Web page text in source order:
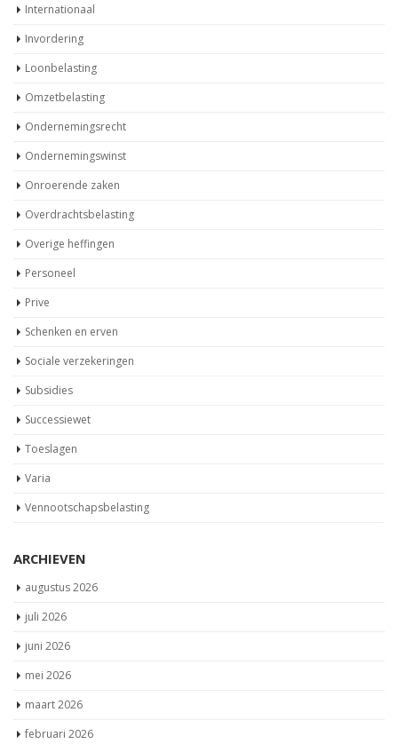
Internationaal
Invordering
Loonbelasting
Omzetbelasting
Ondernemingsrecht
Ondernemingswinst
Onroerende zaken
Overdrachtsbelasting
Overige heffingen
Personeel
Prive
Schenken en erven
Sociale verzekeringen
Subsidies
Successiewet
Toeslagen
Varia
Vennootschapsbelasting
ARCHIEVEN
augustus 2026
juli 2026
juni 2026
mei 2026
maart 2026
februari 2026